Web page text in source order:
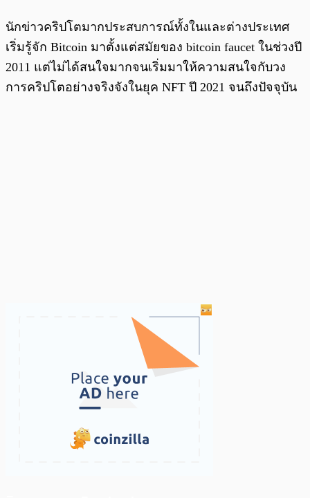
นักข่าวคริปโตมากประสบการณ์ทั้งในและต่างประเทศ
เริ่มรู้จัก Bitcoin มาตั้งแต่สมัยของ bitcoin faucet ในช่วงปี
2011 แต่ไม่ได้สนใจมากจนเริ่มมาให้ความสนใจกับวง
การคริปโตอย่างจริงจังในยุค NFT ปี 2021 จนถึงปัจจุบัน